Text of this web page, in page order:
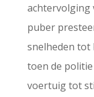
achtervolging
puber
snelheden tot
toen de
voertuig tot